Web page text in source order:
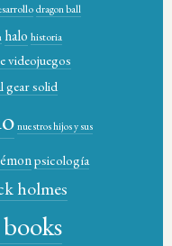
dragon ball
halo historia
videojuegos
gear solid
nuestros hijos y sus
psicología
holmes